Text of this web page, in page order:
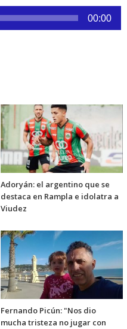
00:00
Adoryán: el argentino que se
destaca en Rampla e idolatra a
Viudez
Fernando Picún: "Nos dio
mucha tristeza no jugar con